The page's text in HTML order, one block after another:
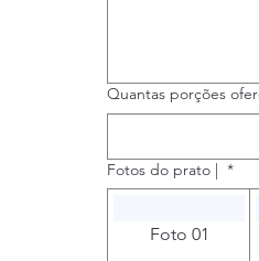
Quantas porções
Fotos do prato | *
Foto 01